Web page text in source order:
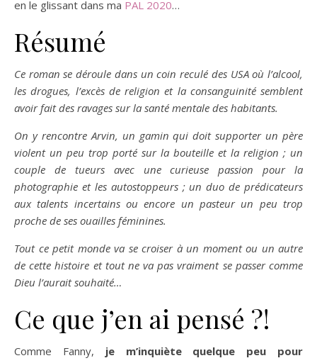
en le glissant dans ma PAL 2020…
Résumé
Ce roman se déroule dans un coin reculé des USA où l’alcool,
les drogues, l’excès de religion et la consanguinité semblent
avoir fait des ravages sur la santé mentale des habitants.
On y rencontre Arvin, un gamin qui doit supporter un père
violent un peu trop porté sur la bouteille et la religion ; un
couple de tueurs avec une curieuse passion pour la
photographie et les autostoppeurs ; un duo de prédicateurs
aux talents incertains ou encore un pasteur un peu trop
proche de ses ouailles féminines.
Tout ce petit monde va se croiser à un moment ou un autre
de cette histoire et tout ne va pas vraiment se passer comme
Dieu l’aurait souhaité…
Ce que j’en ai pensé ?!
Comme Fanny, je m’inquiète quelque peu pour